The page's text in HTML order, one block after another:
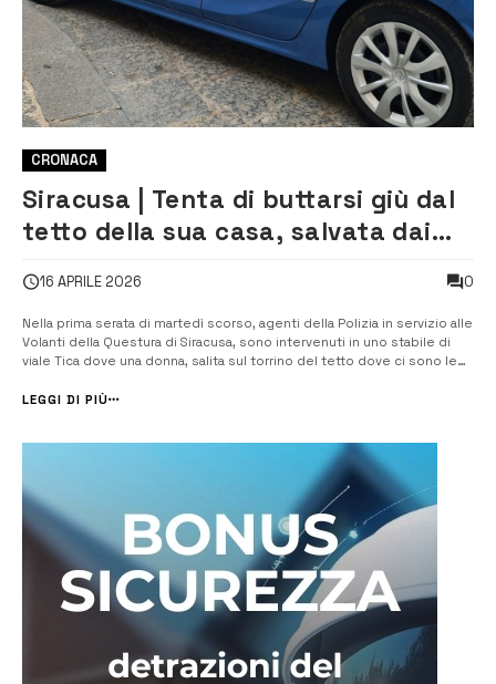
CRONACA
Siracusa | Tenta di buttarsi giù dal
tetto della sua casa, salvata dai
16 APRILE 2026 0
Nella prima serata di martedì scorso, agenti della Polizia in servizio alle
Volanti della Questura di Siracusa, sono intervenuti in uno stabile di
viale Tica dove una donna, salita sul torrino del tetto dove ci sono le
notando che la donna era in palese stato di […]
LEGGI DI PIÙ